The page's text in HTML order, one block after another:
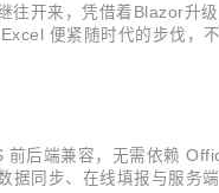
开来，凭借着Blazor升
便紧随时代的步伐，
后端兼容，无需依赖
同步、在线填报与服务